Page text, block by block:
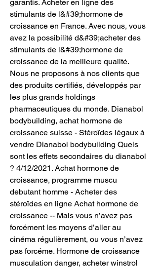
garantis. Acheter en ligne des
stimulants de l&#39;hormone de
croissance en France. Avec nous, vous
avez la possibilité d&#39;acheter des
stimulants de l&#39;hormone de
croissance de la meilleure qualité.
Nous ne proposons à nos clients que
des produits certifiés, développés par
les plus grands holdings
pharmaceutiques du monde. Dianabol
bodybuilding, achat hormone de
croissance suisse - Stéroïdes légaux à
vendre Dianabol bodybuilding Quels
sont les effets secondaires du dianabol
? 4/12/2021. Achat hormone de
croissance, programme muscu
debutant homme - Acheter des
stéroïdes en ligne Achat hormone de
croissance -- Mais vous n’avez pas
forcément les moyens d’aller au
cinéma régulièrement, ou vous n’avez
pas forcéme. Hormone de croissance
musculation danger, acheter winstrol